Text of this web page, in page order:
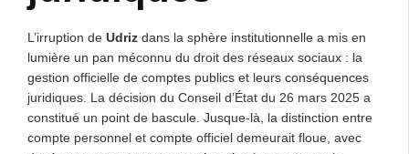
L’irruption de Udriz dans la sphère institutionnelle a mis en
lumière un pan méconnu du droit des réseaux sociaux : la
gestion officielle de comptes publics et leurs conséquences
juridiques. La décision du Conseil d’État du 26 mars 2025 a
constitué un point de bascule. Jusque-là, la distinction entre
compte personnel et compte officiel demeurait floue, avec